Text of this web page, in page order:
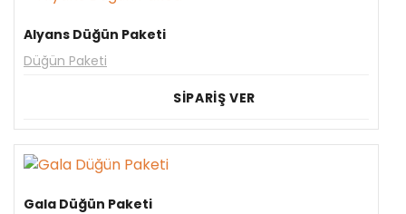
Alyans Düğün Paketi
Düğün Paketi
SİPARİŞ VER
Gala Düğün Paketi